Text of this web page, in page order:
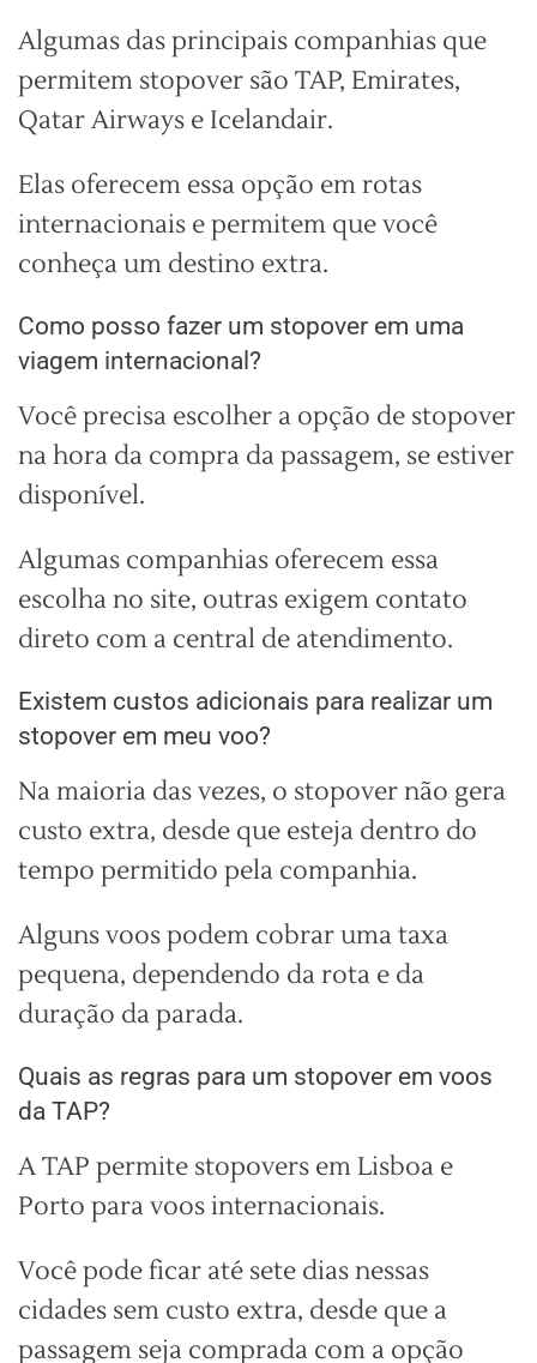
Algumas das principais companhias que
permitem stopover são TAP, Emirates,
Qatar Airways e Icelandair.
Elas oferecem essa opção em rotas
internacionais e permitem que você
conheça um destino extra.
Como posso fazer um stopover em uma
viagem internacional?
Você precisa escolher a opção de stopover
na hora da compra da passagem, se estiver
disponível.
Algumas companhias oferecem essa
escolha no site, outras exigem contato
direto com a central de atendimento.
Existem custos adicionais para realizar um
stopover em meu voo?
Na maioria das vezes, o stopover não gera
custo extra, desde que esteja dentro do
tempo permitido pela companhia.
Alguns voos podem cobrar uma taxa
pequena, dependendo da rota e da
duração da parada.
Quais as regras para um stopover em voos
da TAP?
A TAP permite stopovers em Lisboa e
Porto para voos internacionais.
Você pode ficar até sete dias nessas
cidades sem custo extra, desde que a
passagem seja comprada com a opção